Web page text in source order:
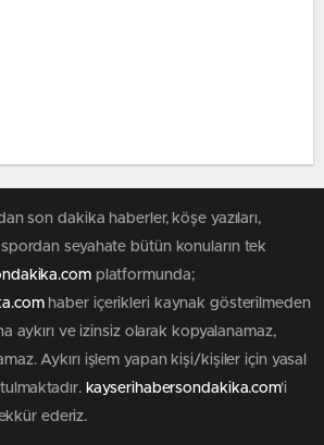
son dakika haberler, köşe yazıları,
seyahate bütün konuların tek
platformunda;
haber içerikleri kaynak gösterilmeden
aykırı ve izinsiz olarak kopyalanamaz,
Aykırı işlem yapan kişi/kişiler için yasal
kayserihabersondakika.com'i
ederiz.